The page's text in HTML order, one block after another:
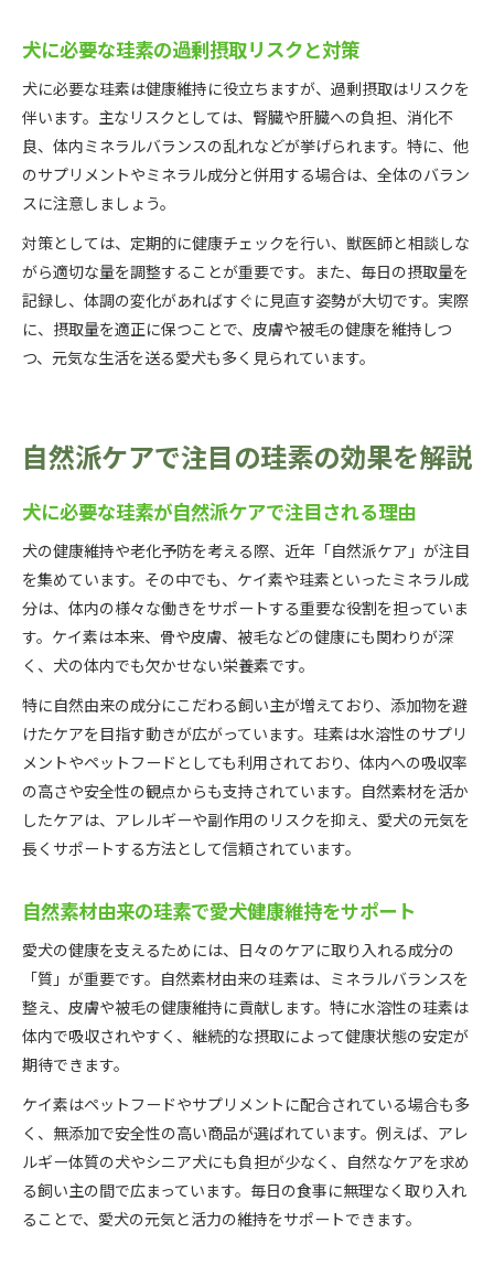
犬に必要な珪素の過剰摂取リスクと対策
犬に必要な珪素は健康維持に役立ちますが、過剰摂取はリスクを
伴います。主なリスクとしては、腎臓や肝臓への負担、消化不
良、体内ミネラルバランスの乱れなどが挙げられます。特に、他
のサプリメントやミネラル成分と併用する場合は、全体のバラン
スに注意しましょう。
対策としては、定期的に健康チェックを行い、獣医師と相談しな
がら適切な量を調整することが重要です。また、毎日の摂取量を
記録し、体調の変化があればすぐに見直す姿勢が大切です。実際
に、摂取量を適正に保つことで、皮膚や被毛の健康を維持しつ
つ、元気な生活を送る愛犬も多く見られています。
自然派ケアで注目の珪素の効果を解説
犬に必要な珪素が自然派ケアで注目される理由
犬の健康維持や老化予防を考える際、近年「自然派ケア」が注目
を集めています。その中でも、ケイ素や珪素といったミネラル成
分は、体内の様々な働きをサポートする重要な役割を担っていま
す。ケイ素は本来、骨や皮膚、被毛などの健康にも関わりが深
く、犬の体内でも欠かせない栄養素です。
特に自然由来の成分にこだわる飼い主が増えており、添加物を避
けたケアを目指す動きが広がっています。珪素は水溶性のサプリ
メントやペットフードとしても利用されており、体内への吸収率
の高さや安全性の観点からも支持されています。自然素材を活か
したケアは、アレルギーや副作用のリスクを抑え、愛犬の元気を
長くサポートする方法として信頼されています。
自然素材由来の珪素で愛犬健康維持をサポート
愛犬の健康を支えるためには、日々のケアに取り入れる成分の
「質」が重要です。自然素材由来の珪素は、ミネラルバランスを
整え、皮膚や被毛の健康維持に貢献します。特に水溶性の珪素は
体内で吸収されやすく、継続的な摂取によって健康状態の安定が
期待できます。
ケイ素はペットフードやサプリメントに配合されている場合も多
く、無添加で安全性の高い商品が選ばれています。例えば、アレ
ルギー体質の犬やシニア犬にも負担が少なく、自然なケアを求め
る飼い主の間で広まっています。毎日の食事に無理なく取り入れ
ることで、愛犬の元気と活力の維持をサポートできます。